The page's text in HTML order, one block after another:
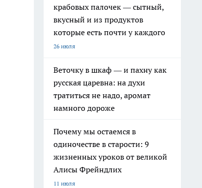
крабовых палочек — сытный,
вкусный и из продуктов
которые есть почти у каждого
26 июля
Веточку в шкаф — и пахну как
русская царевна: на духи
тратиться не надо, аромат
намного дороже
Почему мы остаемся в
одиночестве в старости: 9
жизненных уроков от великой
Алисы Фрейндлих
11 июля